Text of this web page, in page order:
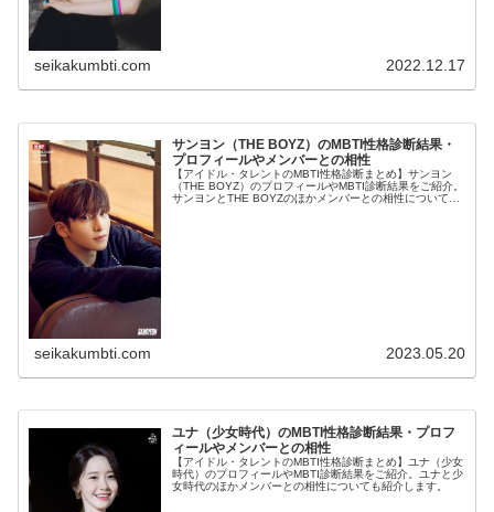
seikakumbti.com 2022.12.17
サンヨン（THE BOYZ）のMBTI性格診断結果・
プロフィールやメンバーとの相性
【アイドル・タレントのMBTI性格診断まとめ】サンヨン
（THE BOYZ）のプロフィールやMBTI診断結果をご紹介。
サンヨンとTHE BOYZのほかメンバーとの相性についても
seikakumbti.com 2023.05.20
ユナ（少女時代）のMBTI性格診断結果・プロフ
ィールやメンバーとの相性
【アイドル・タレントのMBTI性格診断まとめ】ユナ（少女
時代）のプロフィールやMBTI診断結果をご紹介。ユナと少
女時代のほかメンバーとの相性についても紹介します。